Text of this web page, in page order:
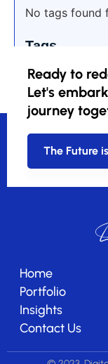
No tags found
Tags
Ready to
Let's
journey
The Future
Home
Portfolio
Insights
Contact Us